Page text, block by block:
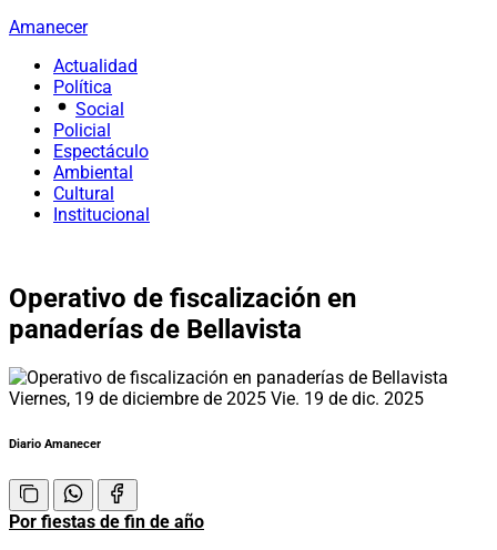
Amanecer
Actualidad
Política
Social
Policial
Espectáculo
Ambiental
Cultural
Institucional
Operativo de fiscalización en
panaderías de Bellavista
Viernes, 19 de diciembre de 2025 Vie. 19 de dic. 2025
Diario Amanecer
Por fiestas de fin de año